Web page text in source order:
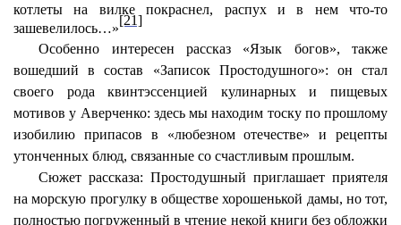
котлеты на вилке покраснел, распух и в нем что-то
зашевелилось…»
[21]
Особенно интересен рассказ «Язык богов», также
вошедший в состав «Записок Простодушного»: он стал
своего рода квинтэссенцией кулинарных и пищевых
мотивов у Аверченко: здесь мы находим тоску по прошлому
изобилию припасов в «любезном отечестве» и рецепты
утонченных блюд, связанные со счастливым прошлым.
Сюжет рассказа: Простодушный приглашает приятеля
на морскую прогулку в обществе хорошенькой дамы, но тот,
полностью погруженный в чтение некой книги без обложки